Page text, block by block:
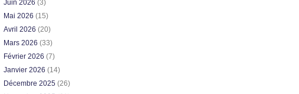
Juin 2026 (3)
Mai 2026 (15)
Avril 2026 (20)
Mars 2026 (33)
Février 2026 (7)
Janvier 2026 (14)
Décembre 2025 (26)